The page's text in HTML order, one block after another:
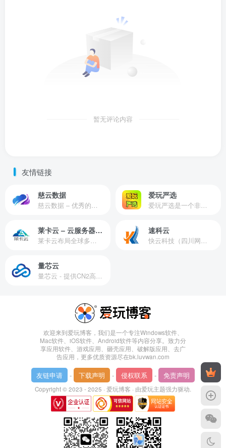
暂无评论内容
友情链接
慈云数据
慈云数据 – 优秀的云服务器服务商，提供最具有性价比的产品。慈云数据是开发者必不可少的良心云
爱玩严选
爱玩严选是一个非常有保障且性价比极高的虚拟商城，包括但不限于苹果证书、技术指导、会员充值等多种虚拟服务！
莱卡云 – 云服务器提供商
莱卡云布局全球多个地理区域。提供服务有：境外云服务器、国内云服务器、独立服务器、服务器托管、CDN、SSL证书、游戏服务器等业务。
速科云
快云科技（四川网联快云科技有限公司）成立于2021年，主营互联网业务平台服务提供商。公司专注为用户提供低价高性能云计算产品，致力于云计算应用的易用性开发，并引导云计算在国内普及
量芯云
量芯云 - 提供CN2高速香港美国云服务器&专业高防服务器租用等云服务器供应商
欢迎来到爱玩博客，我们是一个专注Windows软件、
Mac软件、iOS软件、Android软件等内容分享。致力分
享应用软件、游戏应用、砸壳应用、破解版应用、去广
告应用，更多优质资源尽在bk.luvwan.com
友链申请 - 下载声明 - 侵权联系 - 免责声明
Copyright © 2023 - 2025 · 爱玩博客 · 由爱玩主题强力驱动.